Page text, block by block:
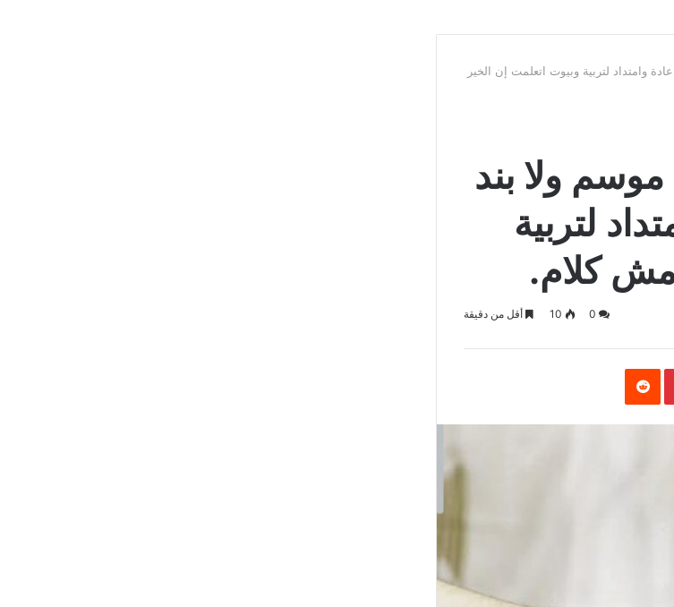
وامتداد لتربية وبيوت اتعلمت إن الخير
ولا بند
لتربية
مش كلام.
10 أقل من دقيقة
Pinterest